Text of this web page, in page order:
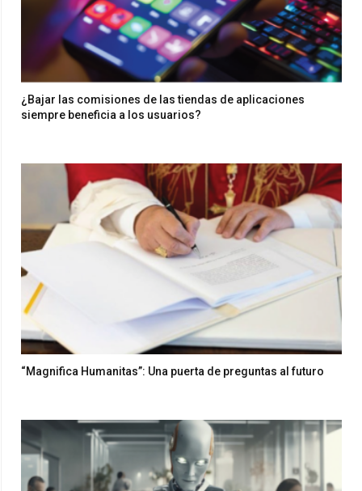
¿Bajar las comisiones de las tiendas de aplicaciones
siempre beneficia a los usuarios?
“Magnifica Humanitas”: Una puerta de preguntas al futuro